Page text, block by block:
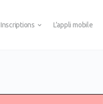
Inscriptions L’appli mobile